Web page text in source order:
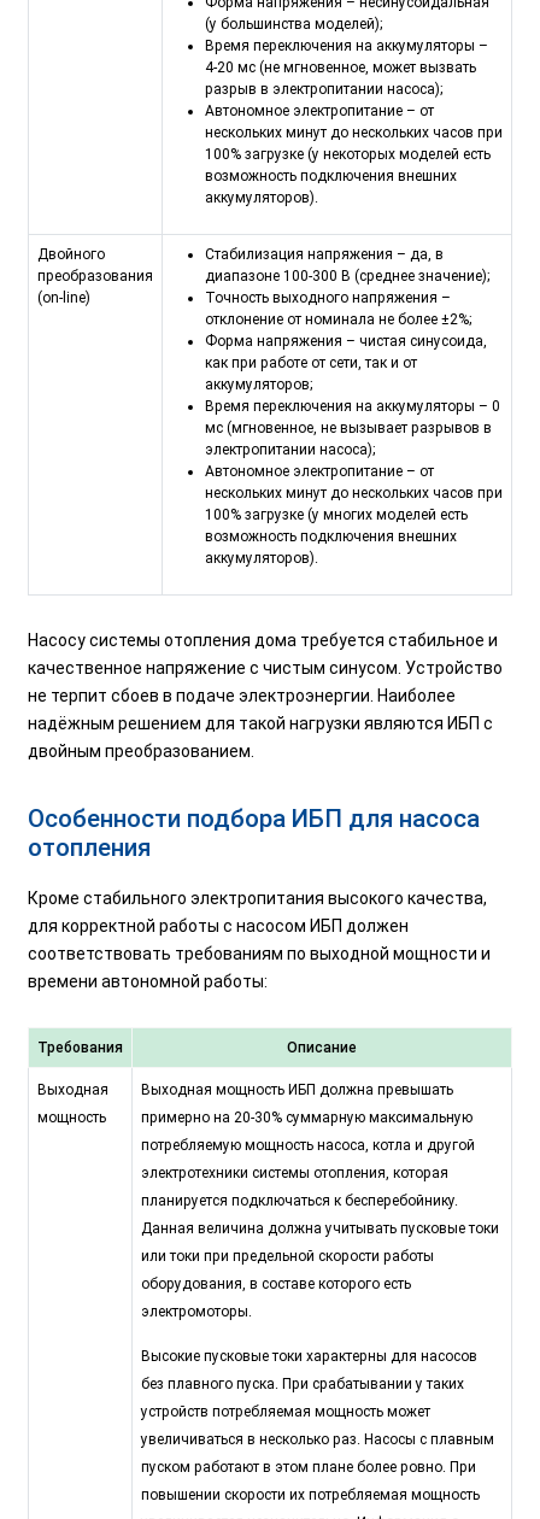
(у большинства моделей);
Время переключения на аккумуляторы –
4-20 мс (не мгновенное, может вызвать
разрыв в электропитании насоса);
Автономное электропитание – от
нескольких минут до нескольких часов при
100% загрузке (у некоторых моделей есть
возможность подключения внешних
аккумуляторов).
Двойного
преобразования
(on-line)
Стабилизация напряжения – да, в
диапазоне 100-300 В (среднее значение);
Точность выходного напряжения –
отклонение от номинала не более ±2%;
Форма напряжения – чистая синусоида,
как при работе от сети, так и от
аккумуляторов;
Время переключения на аккумуляторы – 0
мс (мгновенное, не вызывает разрывов в
электропитании насоса);
Автономное электропитание – от
нескольких минут до нескольких часов при
100% загрузке (у многих моделей есть
возможность подключения внешних
аккумуляторов).
Насосу системы отопления дома требуется стабильное и
качественное напряжение с чистым синусом. Устройство
не терпит сбоев в подаче электроэнергии. Наиболее
надёжным решением для такой нагрузки являются ИБП с
двойным преобразованием.
Особенности подбора ИБП для насоса
отопления
Кроме стабильного электропитания высокого качества,
для корректной работы с насосом ИБП должен
соответствовать требованиям по выходной мощности и
времени автономной работы:
Требования Описание
Выходная
мощность
Выходная мощность ИБП должна превышать
примерно на 20-30% суммарную максимальную
потребляемую мощность насоса, котла и другой
электротехники системы отопления, которая
планируется подключаться к бесперебойнику.
Данная величина должна учитывать пусковые токи
или токи при предельной скорости работы
оборудования, в составе которого есть
электромоторы.
Высокие пусковые токи характерны для насосов
без плавного пуска. При срабатывании у таких
устройств потребляемая мощность может
увеличиваться в несколько раз. Насосы с плавным
пуском работают в этом плане более ровно. При
повышении скорости их потребляемая мощность